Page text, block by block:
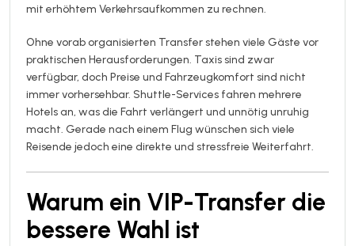
mit erhöhtem Verkehrsaufkommen zu rechnen.
Ohne vorab organisierten Transfer stehen viele Gäste vor
praktischen Herausforderungen. Taxis sind zwar
verfügbar, doch Preise und Fahrzeugkomfort sind nicht
immer vorhersehbar. Shuttle-Services fahren mehrere
Hotels an, was die Fahrt verlängert und unnötig unruhig
macht. Gerade nach einem Flug wünschen sich viele
Reisende jedoch eine direkte und stressfreie Weiterfahrt.
Warum ein VIP-Transfer die
bessere Wahl ist